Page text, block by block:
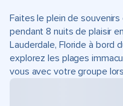
Faites le plein de
pendant 8 nuits de plaisir
Lauderdale, Floride à bord
explorez les plages
vous avec votre groupe